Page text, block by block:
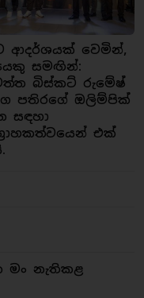
ආදර්ශයක් වෙමින්,
සමඟින්:
බිස්කට් රුමේෂ්
පතිරගේ ඔලිම්පික්
සඳහා
එක්
මං නැතිකළ